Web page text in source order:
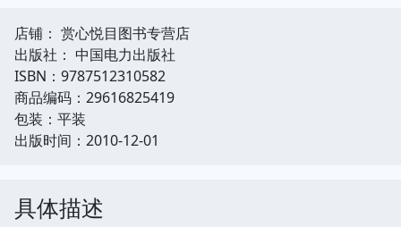
店铺： 赏心悦目图书专营店
出版社： 中国电力出版社
ISBN：9787512310582
商品编码：29616825419
包装：平装
出版时间：2010-12-01
具体描述